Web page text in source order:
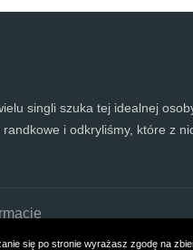
się po stronie wyrażasz zgodę na
singli szuka tej idealnej
i odkryliśmy, które z